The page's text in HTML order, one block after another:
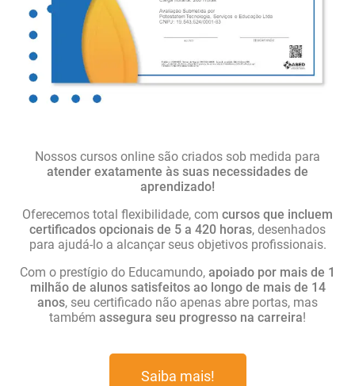
Nossos cursos online são criados sob medida para
atender exatamente às suas necessidades de
aprendizado!
Oferecemos total flexibilidade, com cursos que incluem
certificados opcionais de 5 a 420 horas, desenhados
para ajudá-lo a alcançar seus objetivos profissionais.
Com o prestígio do Educamundo, apoiado por mais de 1
milhão de alunos satisfeitos ao longo de mais de 14
anos, seu certificado não apenas abre portas, mas
também assegura seu progresso na carreira!
Saiba mais!